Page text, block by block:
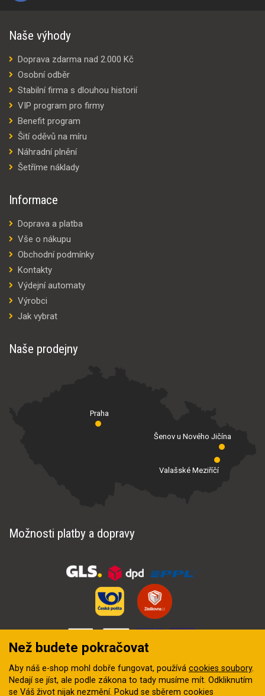
Naše výhody
Doprava zdarma nad 2.000 Kč
Osobní odběr
Stabilní firma s dlouhou historií
VIP program pro firmy
Benefit program
Šití oděvů na míru
Náhradní plnění
Šetříme náklady
Informace
Doprava a platba
Vše o nákupu
Obchodní podmínky
Kontakty
Výdejní automaty
Výrobci
Jak vybrat
Naše prodejny
Praha
Valašské Meziříčí
Šenov u Nového Jičína
Možnosti platby a dopravy
Než budete pokračovat
Aby náš e-shop mohl dobře fungovat, používá cookies soubory.
Nedají se jíst, ale podle zákona to tady musíme mít. Odkliknutím
se Váš život nijak nezmění. Pokud se sběrem cookies